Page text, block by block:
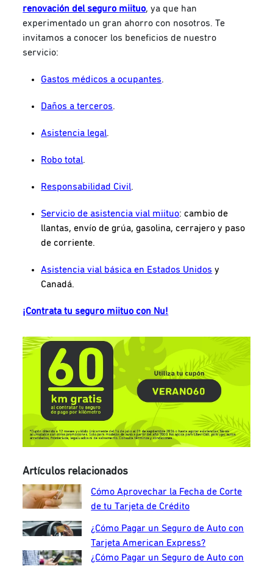
renovación del seguro miituo, ya que han
experimentado un gran ahorro con nosotros. Te
invitamos a conocer los beneficios de nuestro
servicio:
Gastos médicos a ocupantes.
Daños a terceros.
Asistencia legal.
Robo total.
Responsabilidad Civil.
Servicio de asistencia vial miituo: cambio de
llantas, envío de grúa, gasolina, cerrajero y paso
de corriente.
Asistencia vial básica en Estados Unidos y
Canadá.
¡Contrata tu seguro miituo con Nu!
Artículos relacionados
Cómo Aprovechar la Fecha de Corte
de tu Tarjeta de Crédito
¿Cómo Pagar un Seguro de Auto con
Tarjeta American Express?
¿Cómo Pagar un Seguro de Auto con